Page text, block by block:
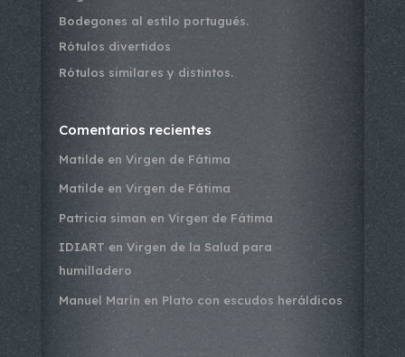
Bodegones al estilo portugués.
Rótulos divertidos
Rótulos similares y distintos.
Comentarios recientes
Matildeen Virgen de Fátima
Matildeen Virgen de Fátima
Patricia siman en Virgen de Fátima
IDIART en Virgen de la Salud para
humilladero
Manuel Marín en Plato con escudos heráldicos